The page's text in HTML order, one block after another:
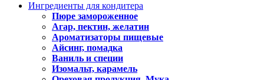
Ингредиенты для кондитера
Пюре замороженное
Агар, пектин, желатин
Ароматизаторы пищевые
Айсинг, помадка
Ваниль и специи
Изомальт, карамель